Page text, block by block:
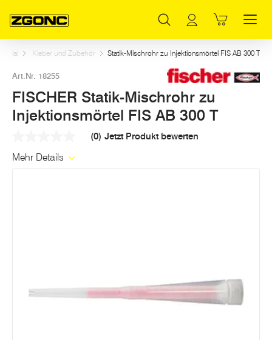
Kleber und Zubehör Statik-Mischrohr zu Injektionsmörtel FIS AB 300 T
Art.Nr. 18255
FISCHER Statik-Mischrohr zu
Injektionsmörtel FIS AB 300 T
Link
(0) Jetzt Produkt bewerten
Mehr Details